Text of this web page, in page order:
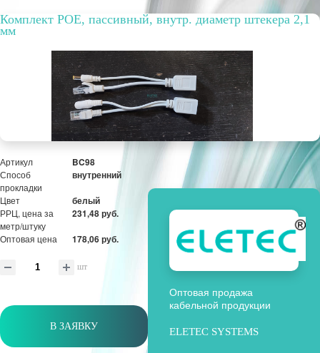
Комплект POE, пассивный, внутр. диаметр штекера 2,1
мм
Артикул BC98
Способ
прокладки
внутренний
Цвет белый
РРЦ, цена за
метр/штуку
231,48 руб.
Оптовая цена 178,06 руб.
шт
В ЗАЯВКУ
Оптовая продажа
кабельной продукции
ELETEC SYSTEMS